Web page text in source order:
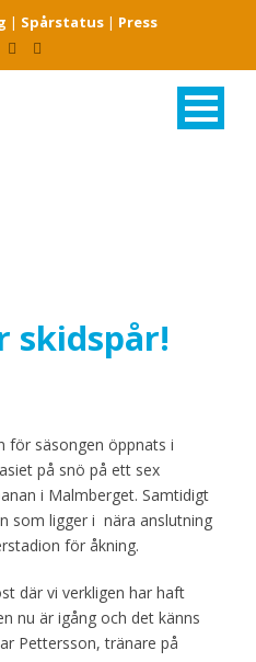
| Spårstatus| Press
skidspår!
för säsongen öppnats i
på snö på ett sex
i Malmberget. Samtidigt
som ligger i nära anslutning
för åkning.
där vi verkligen har haft
nu är igång och det känns
Pettersson, tränare på